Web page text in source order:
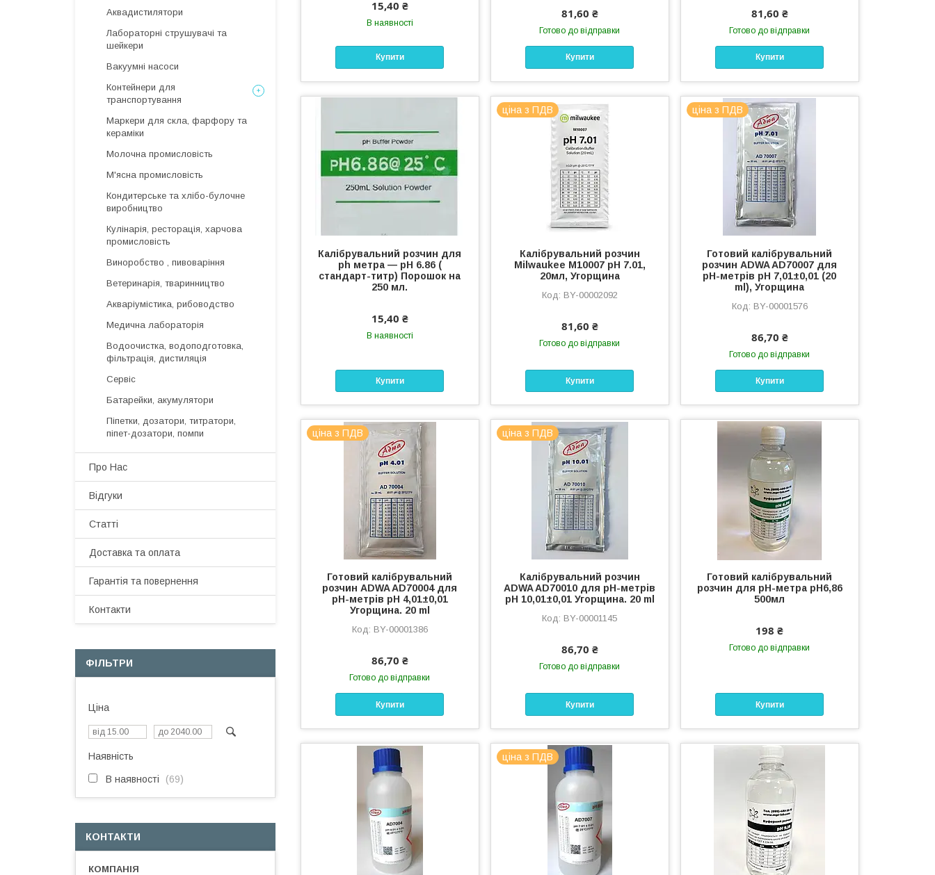
15,40 ₴
В наявності
Купити
81,60 ₴
Готово до відправки
Купити
81,60 ₴
Готово до відправки
Купити
Калібрувальний розчин для
ph метра — pH 6.86 (
стандарт-титр) Порошок на
250 мл.
15,40 ₴
В наявності
Купити
ціна з ПДВ
Калібрувальний розчин
Milwaukee M10007 pH 7.01,
20мл, Угорщина
BY-00002092
81,60 ₴
Готово до відправки
Купити
ціна з ПДВ
Готовий калібрувальний
розчин ADWA AD70007 для
рН-метрів рН 7,01±0,01 (20
ml), Угорщина
BY-00001576
86,70 ₴
Готово до відправки
Купити
ціна з ПДВ
Готовий калібрувальний
розчин ADWA AD70004 для
pН-метрів pН 4,01±0,01
Угорщина. 20 ml
BY-00001386
86,70 ₴
Готово до відправки
Купити
ціна з ПДВ
Калібрувальний розчин
ADWA AD70010 для рН-метрів
рН 10,01±0,01 Угорщина. 20 ml
BY-00001145
86,70 ₴
Готово до відправки
Купити
Готовий калібрувальний
розчин для рН-метра рН6,86
500мл
198 ₴
Готово до відправки
Купити
ціна з ПДВ
Аквадистилятори
Лабораторні струшувачі та
шейкери
Вакуумні насоси
Контейнери для
транспортування
Маркери для скла, фарфору та
кераміки
Молочна промисловість
М'ясна промисловість
Кондитерське та хлібо-булочне
виробництво
Кулінарія, ресторація, харчова
промисловість
Виноробство , пивоваріння
Ветеринарія, тваринництво
Акваріумістика, рибоводство
Медична лабораторія
Водоочистка, водоподготовка,
фільтрація, дистиляція
Сервіс
Батарейки, акумулятори
Піпетки, дозатори, титратори,
піпет-дозатори, помпи
Про Нас
Відгуки
Статті
Доставка та оплата
Гарантія та повернення
Контакти
ФІЛЬТРИ
Ціна
Наявність
В наявності 69
КОНТАКТИ